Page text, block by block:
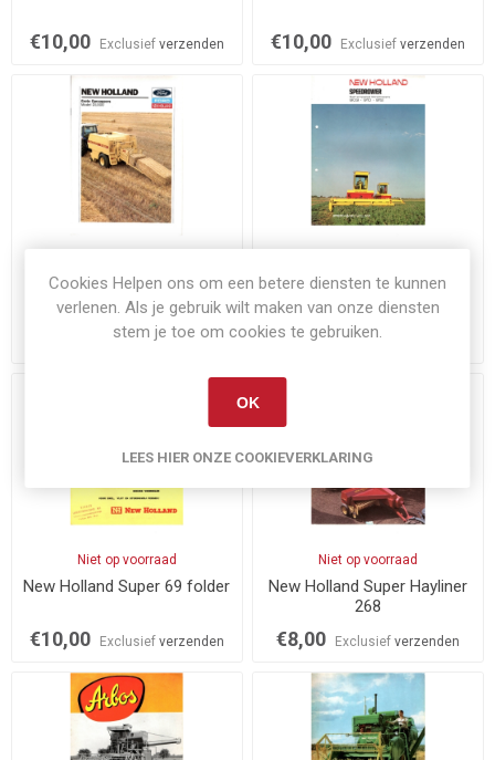
€10,00 Exclusief verzenden €10,00 Exclusiefverzenden
New Holland D1000 folder
Exclusief verzenden
New Holland Speedrower
€15,00 Exclusief
Niet op voorraad
New Holland Super 69 folder
€10,00 Exclusief verzenden
Niet op voorraad
New Holland Super Hayliner
268
€8,00 Exclusiefverzenden
Cookies Helpen ons om een betere diensten te kunnen
verlenen. Als je gebruik wilt maken van onze diensten
stem je toe om cookies te gebruiken.
OK
LEES HIER ONZE COOKIEVERKLARING